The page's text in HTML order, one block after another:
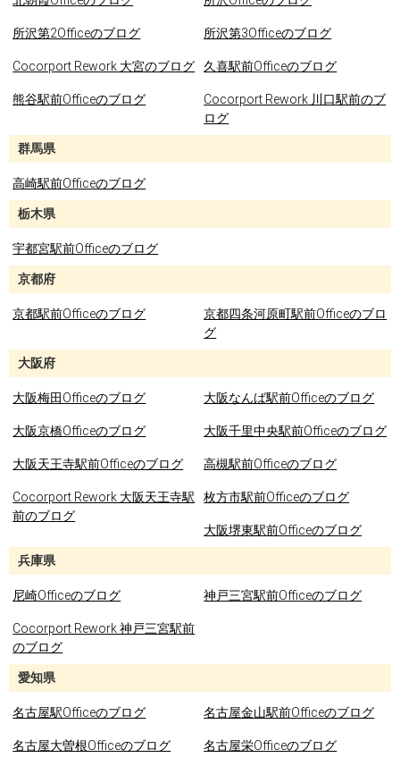
所沢第2Officeのブログ 所沢第3Officeのブログ
Cocorport Rework 大宮のブログ 久喜駅前Officeのブログ
熊谷駅前Officeのブログ
Cocorport Rework 川口駅前のブ
ログ
群馬県
高崎駅前Officeのブログ
栃木県
宇都宮駅前Officeのブログ
京都府
京都駅前Officeのブログ
京都四条河原町駅前Officeのブロ
グ
大阪府
大阪梅田Officeのブログ 大阪なんば駅前Officeのブログ
大阪京橋Officeのブログ 大阪千里中央駅前Officeのブログ
大阪天王寺駅前Officeのブログ 高槻駅前Officeのブログ
Cocorport Rework 大阪天王寺駅
前のブログ
枚方市駅前Officeのブログ
大阪堺東駅前Officeのブログ
兵庫県
尼崎Officeのブログ 神戸三宮駅前Officeのブログ
Cocorport Rework 神戸三宮駅前
のブログ
愛知県
名古屋駅Officeのブログ 名古屋金山駅前Officeのブログ
名古屋大曽根Officeのブログ 名古屋栄Officeのブログ